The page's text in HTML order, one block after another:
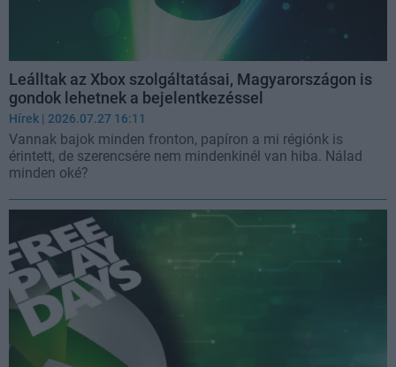
Leálltak az Xbox szolgáltatásai, Magyarországon is
gondok lehetnek a bejelentkezéssel
Hírek | 2026.07.27 16:11
Vannak bajok minden fronton, papíron a mi régiónk is
érintett, de szerencsére nem mindenkinél van hiba. Nálad
minden oké?